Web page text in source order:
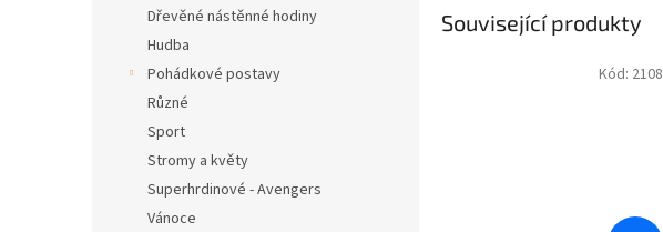
Dřevěné nástěnné hodiny
Hudba
Pohádkové postavy
Různé
Sport
Stromy a květy
Superhrdinové - Avengers
Vánoce
Související produkty
Kód: 2108